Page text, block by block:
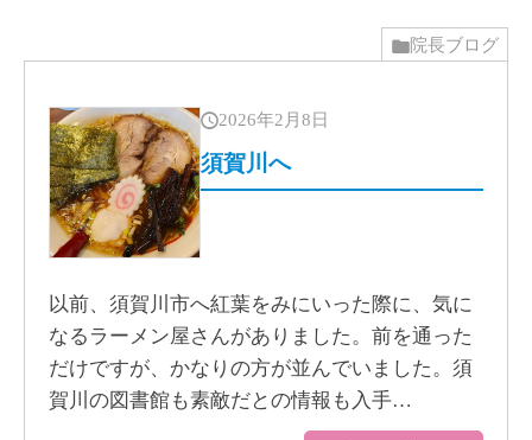
院長ブログ
2026年2月8日
須賀川へ
以前、須賀川市へ紅葉をみにいった際に、気に
なるラーメン屋さんがありました。前を通った
だけですが、かなりの方が並んでいました。須
賀川の図書館も素敵だとの情報も入手…